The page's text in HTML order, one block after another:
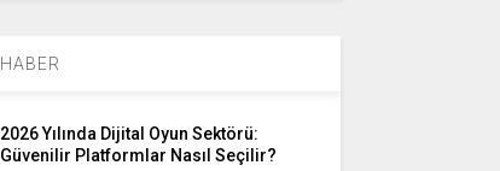
HABER
2026 Yılında Dijital Oyun Sektörü:
Güvenilir Platformlar Nasıl Seçilir?